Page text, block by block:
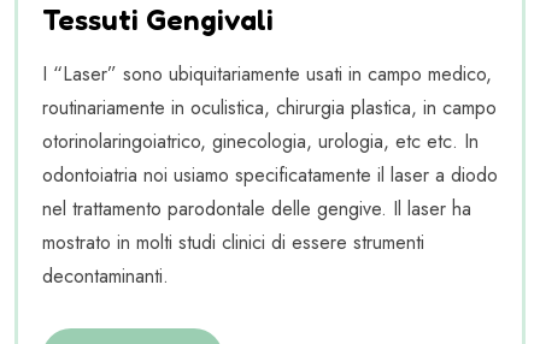
Tessuti Gengivali
I “Laser” sono ubiquitariamente usati in campo medico,
routinariamente in oculistica, chirurgia plastica, in campo
otorinolaringoiatrico, ginecologia, urologia, etc etc. In
odontoiatria noi usiamo specificatamente il laser a diodo
nel trattamento parodontale delle gengive. Il laser ha
mostrato in molti studi clinici di essere strumenti
decontaminanti.